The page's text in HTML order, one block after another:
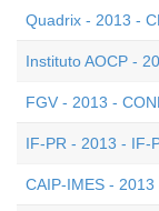
Quadrix - 2013 -
Instituto AOCP -
FGV - 2013 -
IF-PR - 2013 - IF-
CAIP-IMES -